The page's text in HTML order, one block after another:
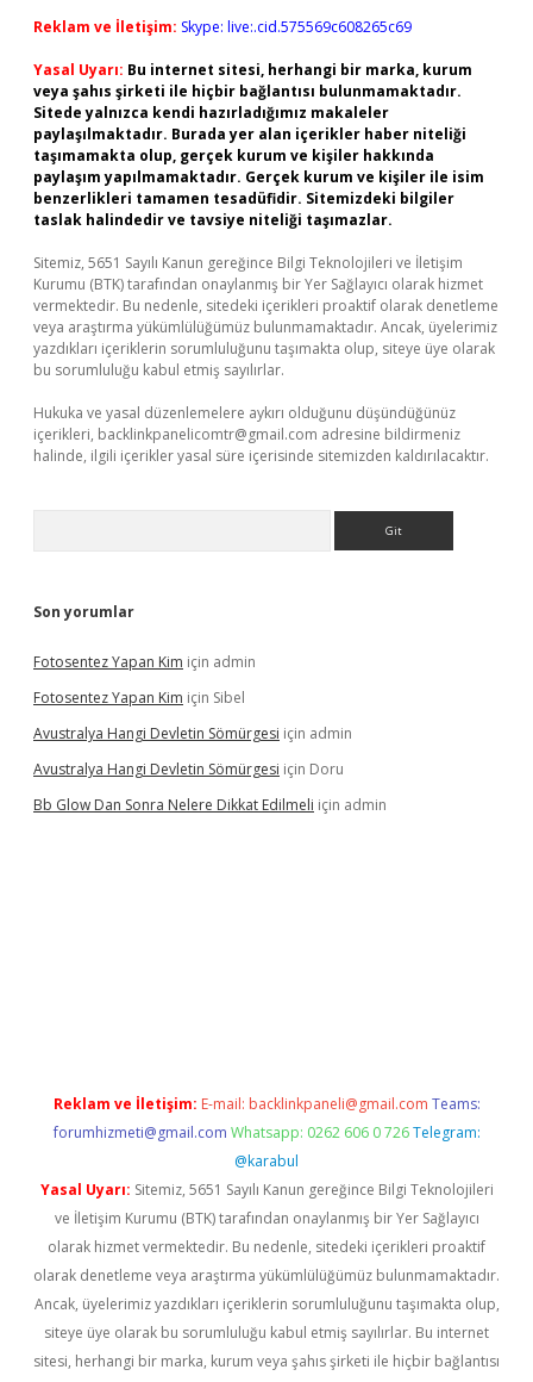
Reklam ve İletişim: Skype: live:.cid.575569c608265c69
Yasal Uyarı: Bu internet sitesi, herhangi bir marka, kurum
veya şahıs şirketi ile hiçbir bağlantısı bulunmamaktadır.
Sitede yalnızca kendi hazırladığımız makaleler
paylaşılmaktadır. Burada yer alan içerikler haber niteliği
taşımamakta olup, gerçek kurum ve kişiler hakkında
paylaşım yapılmamaktadır. Gerçek kurum ve kişiler ile isim
benzerlikleri tamamen tesadüfidir. Sitemizdeki bilgiler
taslak halindedir ve tavsiye niteliği taşımazlar.
Sitemiz, 5651 Sayılı Kanun gereğince Bilgi Teknolojileri ve İletişim
Kurumu (BTK) tarafından onaylanmış bir Yer Sağlayıcı olarak hizmet
vermektedir. Bu nedenle, sitedeki içerikleri proaktif olarak denetleme
veya araştırma yükümlülüğümüz bulunmamaktadır. Ancak, üyelerimiz
yazdıkları içeriklerin sorumluluğunu taşımakta olup, siteye üye olarak
bu sorumluluğu kabul etmiş sayılırlar.
Hukuka ve yasal düzenlemelere aykırı olduğunu düşündüğünüz
içerikleri, backlinkpanelicomtr@gmail.com adresine bildirmeniz
halinde, ilgili içerikler yasal süre içerisinde sitemizden kaldırılacaktır.
Son yorumlar
Fotosentez Yapan Kim için admin
Fotosentez Yapan Kim için Sibel
Avustralya Hangi Devletin Sömürgesi için admin
Avustralya Hangi Devletin Sömürgesi için Doru
Bb Glow Dan Sonra Nelere Dikkat Edilmeli için admin
Reklam ve İletişim: E-mail: backlinkpaneli@gmail.com Teams:
forumhizmeti@gmail.com Whatsapp: 0262 606 0 726 Telegram:
@karabul
Yasal Uyarı: Sitemiz, 5651 Sayılı Kanun gereğince Bilgi Teknolojileri
ve İletişim Kurumu (BTK) tarafından onaylanmış bir Yer Sağlayıcı
olarak hizmet vermektedir. Bu nedenle, sitedeki içerikleri proaktif
olarak denetleme veya araştırma yükümlülüğümüz bulunmamaktadır.
Ancak, üyelerimiz yazdıkları içeriklerin sorumluluğunu taşımakta olup,
siteye üye olarak bu sorumluluğu kabul etmiş sayılırlar. Bu internet
sitesi, herhangi bir marka, kurum veya şahıs şirketi ile hiçbir bağlantısı